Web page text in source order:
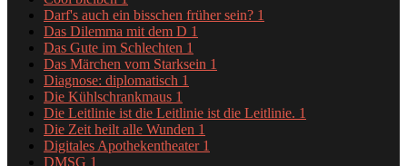
Darf's auch ein bisschen früher sein? 1
Das Dilemma mit dem D 1
Das Gute im Schlechten 1
Das Märchen vom Starksein 1
Diagnose: diplomatisch 1
Die Kühlschrankmaus 1
Die Leitlinie ist die Leitlinie ist die Leitlinie. 1
Die Zeit heilt alle Wunden 1
Digitales Apothekentheater 1
DMSG 1